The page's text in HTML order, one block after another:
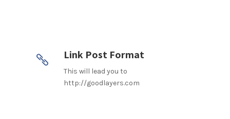
Link Post Format
This will lead you to
http://goodlayers.com